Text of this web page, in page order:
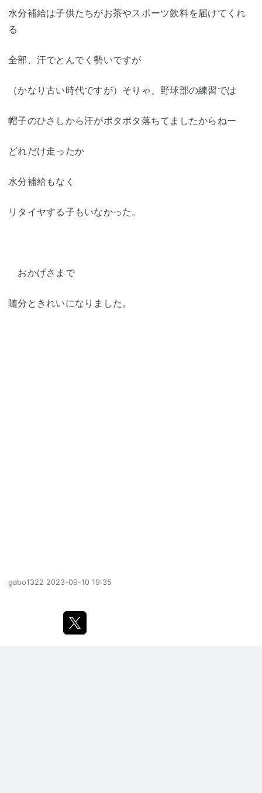
水分補給は子供たちがお茶やスポーツ飲料を届けてくれ
る
全部、汗でとんでく勢いですが
（かなり古い時代ですが）そりゃ、野球部の練習では
帽子のひさしから汗がポタポタ落ちてましたからねー
どれだけ走ったか
水分補給もなく
リタイヤする子もいなかった。
おかげさまで
随分ときれいになりました。
gabo1322 2023-09-10 19:35